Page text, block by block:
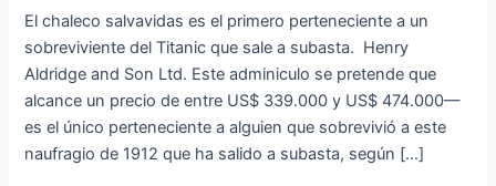
El chaleco salvavidas es el primero perteneciente a un
sobreviviente del Titanic que sale a subasta. Henry
Aldridge and Son Ltd. Este adminiculo se pretende que
alcance un precio de entre US$ 339.000 y US$ 474.000—
es el único perteneciente a alguien que sobrevivió a este
naufragio de 1912 que ha salido a subasta, según […]